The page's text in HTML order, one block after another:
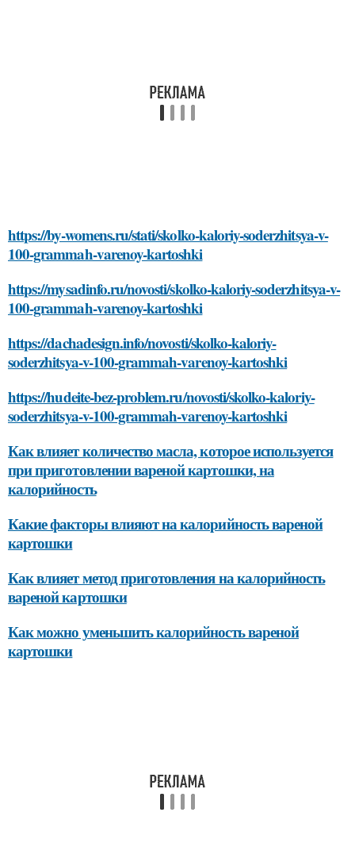
https://by-womens.ru/stati/skolko-kaloriy-soderzhitsya-v-
100-grammah-varenoy-kartoshki
https://mysadinfo.ru/novosti/skolko-kaloriy-soderzhitsya-v-
100-grammah-varenoy-kartoshki
https://dachadesign.info/novosti/skolko-kaloriy-
soderzhitsya-v-100-grammah-varenoy-kartoshki
https://hudeite-bez-problem.ru/novosti/skolko-kaloriy-
soderzhitsya-v-100-grammah-varenoy-kartoshki
Как влияет количество масла, которое используется
при приготовлении вареной картошки, на
калорийность
Какие факторы влияют на калорийность вареной
картошки
Как влияет метод приготовления на калорийность
вареной картошки
Как можно уменьшить калорийность вареной
картошки